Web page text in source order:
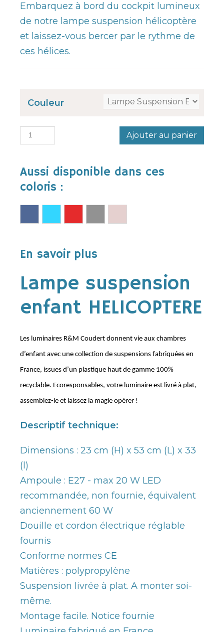
Embarquez à bord du cockpit lumineux
de notre lampe suspension hélicoptère
et laissez-vous bercer par le rythme de
ces hélices.
Couleur
Ajouter au panier
Aussi disponible dans ces
coloris :
En savoir plus
Lampe suspension
enfant HELICOPTERE
Les luminaires R&M Coudert donnent vie aux chambres
d’enfant avec une collection de suspensions fabriquées en
France, issues d’un plastique haut de gamme 100%
recyclable. Ecoresponsables, votre luminaire est livré à plat,
assemblez-le et laissez la magie opérer !
Descriptif technique:
Dimensions : 23 cm (H) x 53 cm (L) x 33
(l)
Ampoule : E27 - max 20 W LED
recommandée, non fournie, équivalent
anciennement 60 W
Douille et cordon électrique réglable
fournis
Conforme normes CE
Matières : polypropylène
Suspension livrée à plat. A monter soi-
même.
Montage facile. Notice fournie